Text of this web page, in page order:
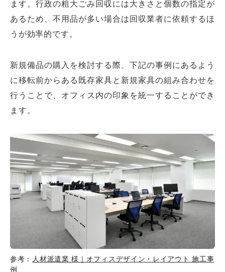
ます。行政の粗大ごみ回収には大きさと個数の指定が
あるため、不用品が多い場合は回収業者に依頼するほ
うが効率的です。
新規備品の購入を検討する際、下記の事例にあるよう
に移転前からある既存家具と新規家具の組み合わせを
行うことで、オフィス内の印象を統一することができ
ます。
参考： 人材派遣業 様｜オフィスデザイン・レイアウト 施工事
例